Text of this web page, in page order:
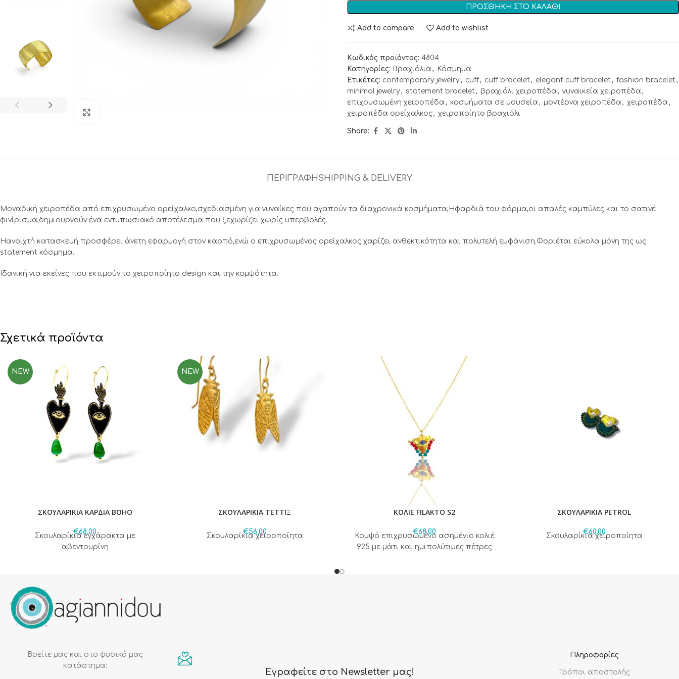
ΠΡΟΣΘΉΚΗ ΣΤΟ ΚΑΛΆΘΙ
Add to compare Add to wishlist
Κωδικός προϊόντος: 4804
Κατηγορίες: Βραχιόλια , Κόσμημα
Ετικέτες: contemporary jewelry, cuff, cuff bracelet, elegant cuff bracelet, fashion bracelet,
minimal jewelry, statement bracelet, βραχιόλι χειροπέδα , γυναικεία χειροπέδα ,
επιχρυσωμένη χειροπέδα , κοσμήματα σε μουσεία , μοντέρνα χειροπέδα , χειροπέδα ,
χειροπέδα ορείχαλκος, χειροποίητο βραχιόλι
Share:
ΠΕΡΙΓΡΑΦΉ SHIPPING & DELIVERY
Μοναδική χειροπέδα από επιχρυσωμένο ορείχαλκο,σχεδιασμένη για γυναίκες που αγαπούν τα διαχρονικά κοσμήματα,Ηφαρδιά του φόρμα,οι απαλές καμπύλες και το σατινέ
φινίρισμα,δημιουργούν ένα εντυπωσιακό αποτέλεσμα που ξεχωρίζει χωρίς υπερβολές.
Ηανοιχτή κατασκευή προσφέρει άνετη εφαρμογή στον καρπό,ενώ ο επιχρυσωμένος ορείχαλκος χαρίζει ανθεκτικότητα και πολυτελή εμφάνιση.Φοριέται εύκολα μόνη της ως
statement κόσμημα.
Ιδανική για εκείνες που εκτιμούν το χειροποίητο design και την κομψότητα.
Σχετικά προϊόντα
NEW
ΣΚΟΥΛΑΡΙΚΙΑ ΚΑΡΔΙΑ BOHO
€68,00
Σκουλαρίκια εγχάρακτα με
αβεντουρίνη
NEW
ΣΚΟΥΛΑΡΙΚΙΑ ΤΕΤΤΙΞ
€56,00
Σκουλαρίκια χειροποίητα
ΚΟΛΙΕ FILAKTO S2
€68,00
Κομψό επιχρυσωμένο ασημένιο κολιέ
925 με μάτι και ημιπολύτιμες πέτρες
ΣΚΟΥΛΑΡΙΚΙΑ PETROL
€60,00
Σκουλαρίκια χειροποίητα
Βρείτε μας και στο φυσικό μας
κατάστημα:
Εγραφείτε στο Newsletter μας!
Πληροφορίες
Τρόποι αποστολής